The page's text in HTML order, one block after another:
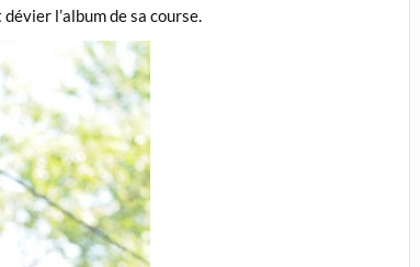
l’album de sa course.